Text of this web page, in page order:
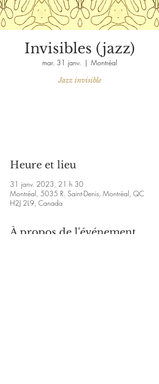
Invisibles (jazz)
mar. 31 janv.
  |
Montréal
Jazz invisible
Heure et lieu
31 janv. 2023, 21 h 30
Montréal, 5035 R. Saint-Denis, Montréal, QC
H2J 2L9, Canada
À propos de l'événement